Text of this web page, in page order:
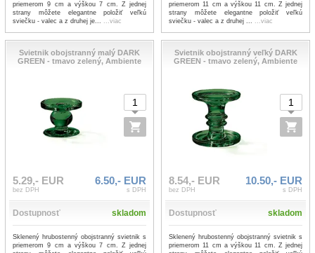
priemerom 9 cm a výškou 7 cm. Z jednej
strany môžete elegantne položiť veľkú
sviečku - valec a z druhej je... ...viac
priemerom 11 cm a výškou 11 cm. Z jednej
strany môžete elegantne položiť veľkú
sviečku - valec a z druhej ... ...viac
Svietnik obojstranný malý DARK
GREEN - tmavo zelený, Ambiente
5.29,- EUR
bez DPH
6.50,- EUR
s DPH
Dostupnosť skladom
Sklenený hrubostenný obojstranný svietnik s
priemerom 9 cm a výškou 7 cm. Z jednej
Svietnik obojstranný veľký DARK
GREEN - tmavo zelený, Ambiente
8.54,- EUR
bez DPH
10.50,- EUR
s DPH
Dostupnosť skladom
Sklenený hrubostenný obojstranný svietnik s
priemerom 11 cm a výškou 11 cm. Z jednej